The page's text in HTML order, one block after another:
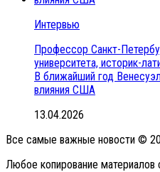
Интервью
Профессор Санкт-
университета, историк-
В ближайший год
влияния США
13.04.2026
Все самые важные новости ©
Любое копирование